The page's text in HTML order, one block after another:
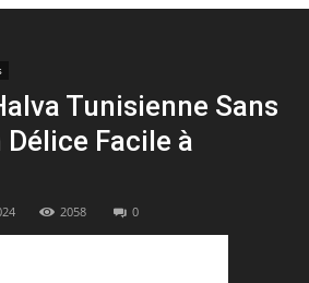
Tunisienne Sans
Délice Facile à
2058 0